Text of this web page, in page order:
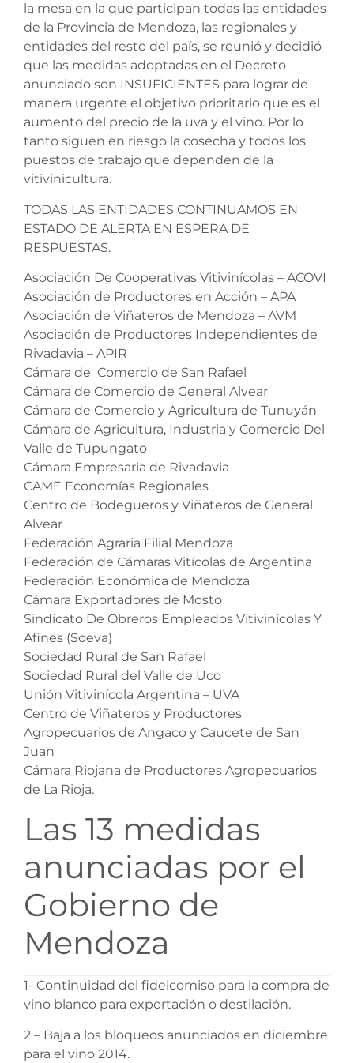
la mesa en la que participan todas las entidades
de la Provincia de Mendoza, las regionales y
entidades del resto del país, se reunió y decidió
que las medidas adoptadas en el Decreto
anunciado son INSUFICIENTES para lograr de
manera urgente el objetivo prioritario que es el
aumento del precio de la uva y el vino. Por lo
tanto siguen en riesgo la cosecha y todos los
puestos de trabajo que dependen de la
vitivinicultura.
TODAS LAS ENTIDADES CONTINUAMOS EN
ESTADO DE ALERTA EN ESPERA DE
RESPUESTAS.
Asociación De Cooperativas Vitivinícolas – ACOVI
Asociación de Productores en Acción – APA
Asociación de Viñateros de Mendoza – AVM
Asociación de Productores Independientes de
Rivadavia – APIR
Cámara de Comercio de San Rafael
Cámara de Comercio de General Alvear
Cámara de Comercio y Agricultura de Tunuyán
Cámara de Agricultura, Industria y Comercio Del
Valle de Tupungato
Cámara Empresaria de Rivadavia
CAME Economías Regionales
Centro de Bodegueros y Viñateros de General
Alvear
Federación Agraria Filial Mendoza
Federación de Cámaras Vitícolas de Argentina
Federación Económica de Mendoza
Cámara Exportadores de Mosto
Sindicato De Obreros Empleados Vitivinícolas Y
Afines (Soeva)
Sociedad Rural de San Rafael
Sociedad Rural del Valle de Uco
Unión Vitivinícola Argentina – UVA
Centro de Viñateros y Productores
Agropecuarios de Angaco y Caucete de San
Juan
Cámara Riojana de Productores Agropecuarios
de La Rioja.
Las 13 medidas
anunciadas por el
Gobierno de
Mendoza
1- Continuidad del fideicomiso para la compra de
vino blanco para exportación o destilación.
2 – Baja a los bloqueos anunciados en diciembre
para el vino 2014.